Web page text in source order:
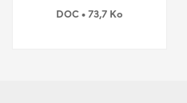
DOC • 73,7 Ko